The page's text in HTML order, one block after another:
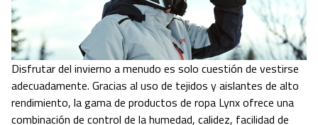
Disfrutar del invierno a menudo es solo cuestión de vestirse
adecuadamente. Gracias al uso de tejidos y aislantes de alto
rendimiento, la gama de productos de ropa Lynx ofrece una
combinación de control de la humedad, calidez, facilidad de